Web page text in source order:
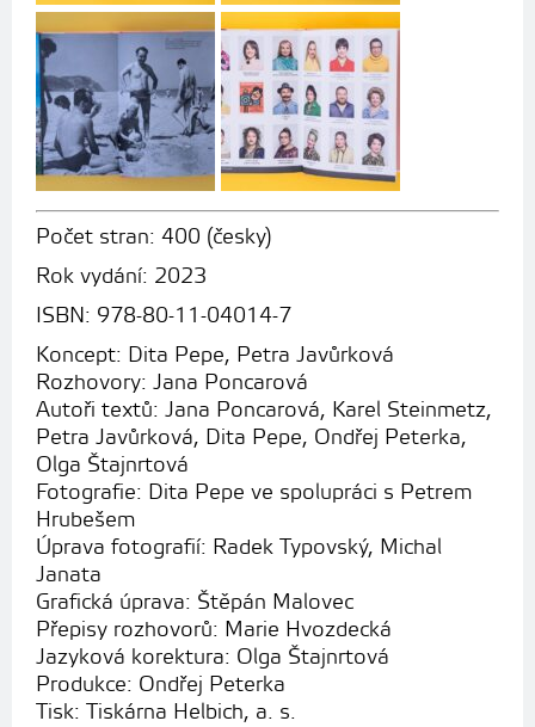
Počet stran: 400 (česky)
Rok vydání: 2023
ISBN: 978-80-11-04014-7
Koncept: Dita Pepe, Petra Javůrková
Rozhovory: Jana Poncarová
Autoři textů: Jana Poncarová, Karel Steinmetz,
Petra Javůrková, Dita Pepe, Ondřej Peterka,
Olga Štajnrtová
Fotografie: Dita Pepe ve spolupráci s Petrem
Hrubešem
Úprava fotografií: Radek Typovský, Michal
Janata
Grafická úprava: Štěpán Malovec
Přepisy rozhovorů: Marie Hvozdecká
Jazyková korektura: Olga Štajnrtová
Produkce: Ondřej Peterka
Tisk: Tiskárna Helbich, a. s.